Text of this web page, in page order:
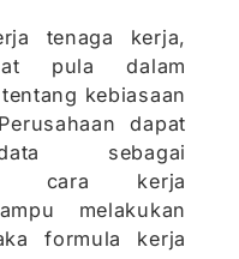
tenaga kerja,
pula dalam
kebiasaan
dapat
sebagai
cara kerja
melakukan
formula kerja